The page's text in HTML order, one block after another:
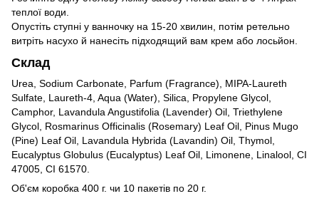
теплої води.
Опустіть ступні у ванночку на 15-20 хвилин, потім ретельно
витріть насухо й нанесіть підходящий вам крем або лосьйон.
Склад
Urea, Sodium Carbonate, Parfum (Fragrance), MIPA-Laureth
Sulfate, Laureth-4, Aqua (Water), Silica, Propylene Glycol,
Camphor, Lavandula Angustifolia (Lavender) Oil, Triethylene
Glycol, Rosmarinus Officinalis (Rosemary) Leaf Oil, Pinus Mugo
(Pine) Leaf Oil, Lavandula Hybrida (Lavandin) Oil, Thymol,
Eucalyptus Globulus (Eucalyptus) Leaf Oil, Limonene, Linalool, CI
47005, CI 61570.
Об'єм коробка 400 г. чи 10 пакетів по 20 г.